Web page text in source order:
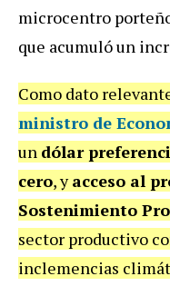
microcentro
que acumuló un
Como dato
ministro de
un dólar
cero, yacceso al
Sostenimiento
sector productivo
inclemencias